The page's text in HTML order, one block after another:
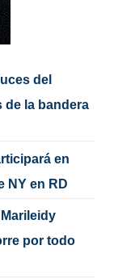
del
de la bandera
en
NY en RD
por todo